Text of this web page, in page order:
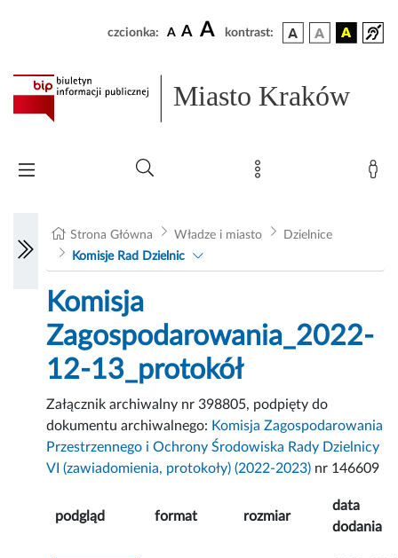
czcionka: A A A kontrast:
Miasto Kraków
Strona Główna Władze i miasto
Dzielnice
Komisje Rad Dzielnic
Komisja
Zagospodarowania_2022-
12-13_protokół
Załącznik archiwalny nr 398805, podpięty do
dokumentu archiwalnego: Komisja Zagospodarowania
Przestrzennego i Ochrony Środowiska Rady Dzielnicy
VI (zawiadomienia, protokoły) (2022-2023) nr 146609
podgląd format rozmiar
data
dodania